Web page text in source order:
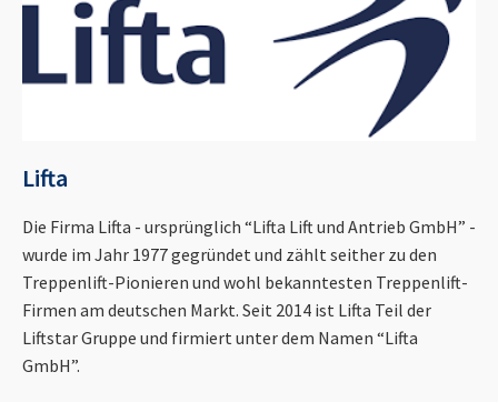
Lifta
Die Firma Lifta - ursprünglich “Lifta Lift und Antrieb GmbH” -
wurde im Jahr 1977 gegründet und zählt seither zu den
Treppenlift-Pionieren und wohl bekanntesten Treppenlift-
Firmen am deutschen Markt. Seit 2014 ist Lifta Teil der
Liftstar Gruppe und firmiert unter dem Namen “Lifta
GmbH”.